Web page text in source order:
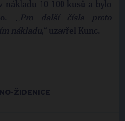
nákladu 10 100 kusů a bylo
‚‚ Pro další čísla proto
nákladu,“ uzavřel Kunc.
ŽIDENICE